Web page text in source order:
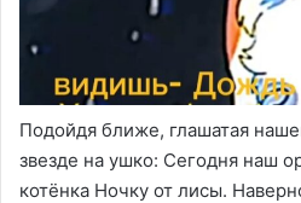
Подойдя ближе, глашатая
звезде на ушко: Сегодня наш
котёнка Ночку от лисы.